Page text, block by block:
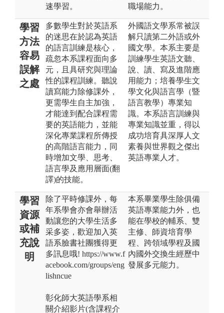
速學習。
職場能力。
學習
方法
容易
誤解
之處
多數學生對於英語系
的迷思在於認為英語
的語言訓練是核心，
疏忽本系課程面向多
元，且具研究與理論
性的課程訓練。聽說
讀寫能力除修課外，
更需學生自主加強，
才能達到配合課程需
要的英語能力，並能
深化專業課程所傳授
的高階語言能力，同
時增加文學、思考、
語言學及應用層面(翻
譯)的技能。
外國語文學系常被誤
解只讀第二外語或外
國文學。本系主要是
訓練學生英語文聽、
說、讀、寫及進階應
用能力；培養學生文
學文化與語言學（暨
語言教學）專業知
識。本系語言訓練與
專業知識並重，得以
成功培育具深厚人文
素養與世界觀之傑出
英語專業人才。
學習
資源
或補
充說
明
除了平時修課外，每
年系學會亦會舉辦活
動讓您的大學生活多
采多姿，歡迎加入英
語系臉書社團獲得更
多訊息哦! https://www.f
acebook.com/groups/eng
lishncue
彰化師大英語學系相
關介紹影片(含課程介
本系畢業學生除俱備
英語專業能力外，也
能在學校的輔系、雙
主修、師資培育學
程、跨領域學程及國
內國外交換生經歷中
發展多元能力。